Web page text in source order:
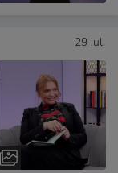
29 iul.